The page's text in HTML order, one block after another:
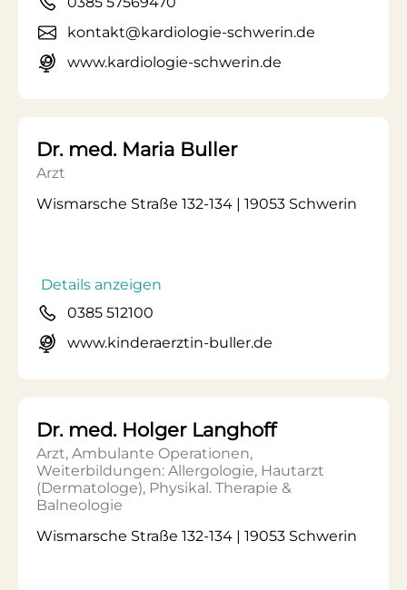
kontakt@kardiologie-schwerin.de
www.kardiologie-schwerin.de
Dr. med. Maria Buller
Arzt
Wismarsche Straße 132-134 | 19053 Schwerin
Details anzeigen
0385 512100
www.kinderaerztin-buller.de
Dr. med. Holger Langhoff
Arzt, Ambulante Operationen,
Weiterbildungen: Allergologie, Hautarzt
(Dermatologe), Physikal. Therapie &
Balneologie
Wismarsche Straße 132-134 | 19053 Schwerin